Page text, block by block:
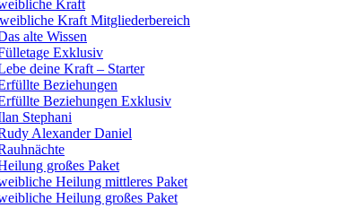
Kraft
Kraft Mitgliederbereich
alte Wissen
Exklusiv
deine Kraft – Starter
Beziehungen
Beziehungen Exklusiv
Stephani
Alexander Daniel
großes Paket
Heilung mittleres Paket
Heilung großes Paket